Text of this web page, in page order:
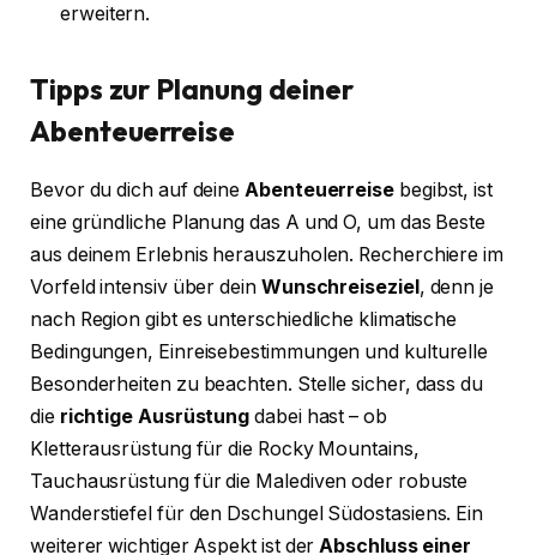
erweitern.
Tipps zur Planung deiner
Abenteuerreise
Bevor du dich auf deine Abenteuerreisebegibst, ist
eine gründliche Planung das A und O, um das Beste
aus deinem Erlebnis herauszuholen. Recherchiere im
Vorfeld intensiv über dein Wunschreiseziel, denn je
nach Region gibt es unterschiedliche klimatische
Bedingungen, Einreisebestimmungen und kulturelle
Besonderheiten zu beachten. Stelle sicher, dass du
die richtige Ausrüstung dabei hast – ob
Kletterausrüstung für die Rocky Mountains,
Tauchausrüstung für die Malediven oder robuste
Wanderstiefel für den Dschungel Südostasiens. Ein
weiterer wichtiger Aspekt ist der Abschluss einer